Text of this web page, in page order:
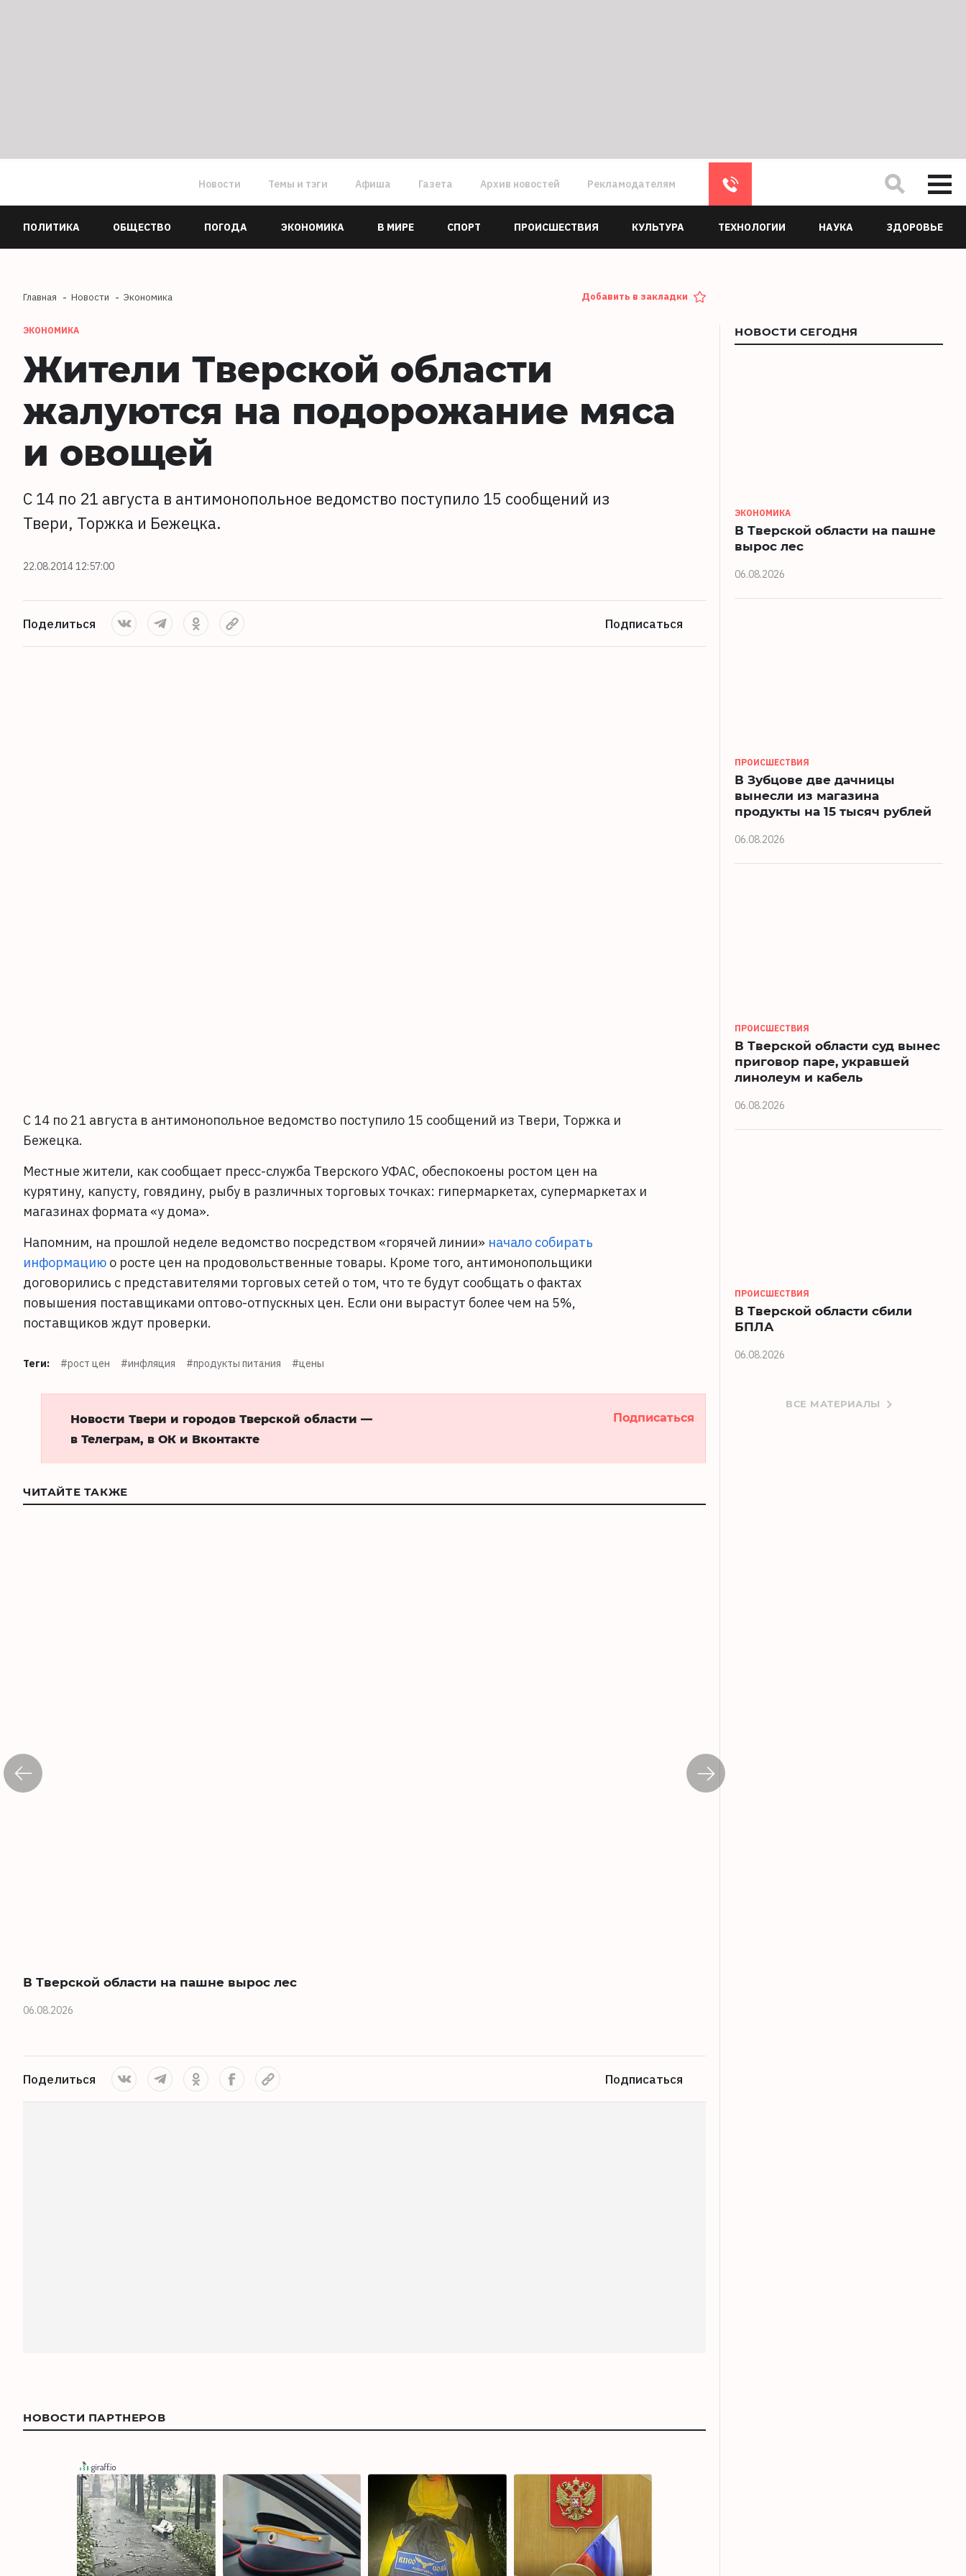
Новости Темы и тэги Афиша Газета Архив новостей Рекламодателям
ПОЛИТИКА ОБЩЕСТВО ПОГОДА ЭКОНОМИКА В МИРЕ СПОРТ ПРОИСШЕСТВИЯ КУЛЬТУРА ТЕХНОЛОГИИ НАУКА ЗДОРОВЬЕ
Главная Новости Экономика Добавить в закладки
ЭКОНОМИКА
Жители Тверской области
жалуются на подорожание мяса
и овощей
С 14 по 21 августа в антимонопольное ведомство поступило 15 сообщений из
Твери, Торжка и Бежецка.
22.08.2014 12:57:00
Поделиться Подписаться
С 14 по 21 августа в антимонопольное ведомство поступило 15 сообщений из Твери, Торжка и
Бежецка.
Местные жители, как сообщает пресс-служба Тверского УФАС, обеспокоены ростом цен на
курятину, капусту, говядину, рыбу в различных торговых точках: гипермаркетах, супермаркетах и
магазинах формата «у дома».
Напомним, на прошлой неделе ведомство посредством «горячей линии» начало собирать
информацию о росте цен на продовольственные товары. Кроме того, антимонопольщики
договорились с представителями торговых сетей о том, что те будут сообщать о фактах
повышения поставщиками оптово-отпускных цен. Если они вырастут более чем на 5%,
поставщиков ждут проверки.
Теги: #рост цен #инфляция #продукты питания #цены
Новости Твери и городов Тверской области —
в Телеграм, в ОК и Вконтакте
Подписаться
ЧИТАЙТЕ ТАКЖЕ
В Тверской области на пашне вырос лес
06.08.2026
Поделиться Подписаться
НОВОСТИ ПАРТНЕРОВ
НОВОСТИ СЕГОДНЯ
ЭКОНОМИКА
В Тверской области на пашне
вырос лес
06.08.2026
ПРОИСШЕСТВИЯ
В Зубцове две дачницы
вынесли из магазина
продукты на 15 тысяч рублей
06.08.2026
ПРОИСШЕСТВИЯ
В Тверской области суд вынес
приговор паре, укравшей
линолеум и кабель
06.08.2026
ПРОИСШЕСТВИЯ
В Тверской области сбили
БПЛА
06.08.2026
ВСЕ МАТЕРИАЛЫ